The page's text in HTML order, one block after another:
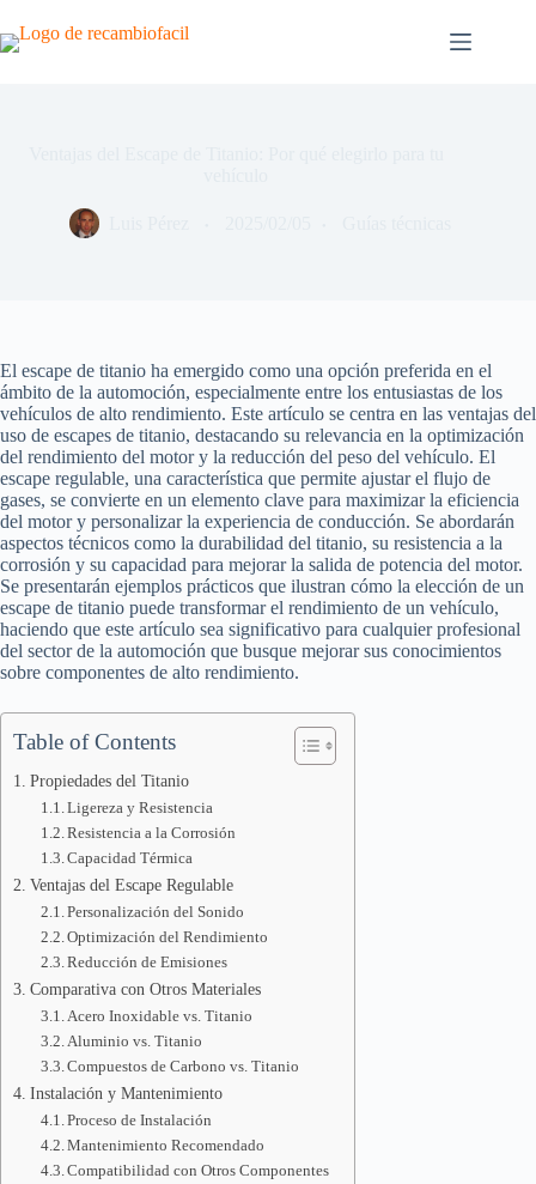
al
contenido
El escape de titanio ha emergido como una opción preferida en el
ámbito de la automoción, especialmente entre los entusiastas de los
vehículos de alto rendimiento. Este artículo se centra en las ventajas del
uso de escapes de titanio, destacando su relevancia en la optimización
del rendimiento del motor y la reducción del peso del vehículo. El
escape regulable, una característica que permite ajustar el flujo de
gases, se convierte en un elemento clave para maximizar la eficiencia
del motor y personalizar la experiencia de conducción. Se abordarán
aspectos técnicos como la durabilidad del titanio, su resistencia a la
corrosión y su capacidad para mejorar la salida de potencia del motor.
Se presentarán ejemplos prácticos que ilustran cómo la elección de un
escape de titanio puede transformar el rendimiento de un vehículo,
haciendo que este artículo sea significativo para cualquier profesional
del sector de la automoción que busque mejorar sus conocimientos
sobre componentes de alto rendimiento.
Table of Contents
Propiedades del Titanio
Ligereza y Resistencia
Resistencia a la Corrosión
Capacidad Térmica
Ventajas del Escape Regulable
Personalización del Sonido
Optimización del Rendimiento
Reducción de Emisiones
Comparativa con Otros Materiales
Acero Inoxidable vs. Titanio
Aluminio vs. Titanio
Compuestos de Carbono vs. Titanio
Instalación y Mantenimiento
Proceso de Instalación
Mantenimiento Recomendado
Compatibilidad con Otros Componentes